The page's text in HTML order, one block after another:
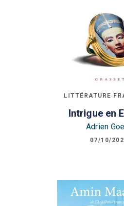
LITTÉRATURE
Intrigue en
Adrien
07/10/